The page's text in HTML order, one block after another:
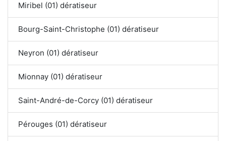
Miribel (01) dératiseur
Bourg-Saint-Christophe (01) dératiseur
Neyron (01) dératiseur
Mionnay (01) dératiseur
Saint-André-de-Corcy (01) dératiseur
Pérouges (01) dératiseur